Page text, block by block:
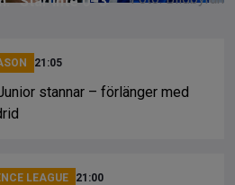
21:05
stannar – förlänger med
LEAGUE 21:00